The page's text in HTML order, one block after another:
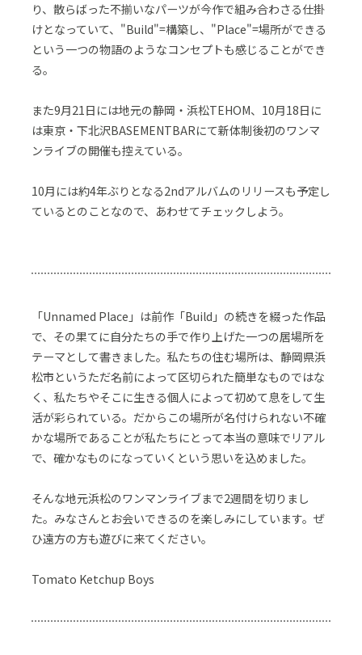
り、散らばった不揃いなパーツが今作で組み合わさる仕掛
けとなっていて、"Build"=構築し、"Place"=場所ができる
という一つの物語のようなコンセプトも感じることができ
る。
また9月21日には地元の静岡・浜松TEHOM、10月18日に
は東京・下北沢BASEMENTBARにて新体制後初のワンマ
ンライブの開催も控えている。
10月には約4年ぶりとなる2ndアルバムのリリースも予定し
ているとのことなので、あわせてチェックしよう。
「Unnamed Place」は前作「Build」の続きを綴った作品
で、その果てに自分たちの手で作り上げた一つの居場所を
テーマとして書きました。私たちの住む場所は、静岡県浜
松市というただ名前によって区切られた簡単なものではな
く、私たちやそこに生きる個人によって初めて息をして生
活が彩られている。だからこの場所が名付けられない不確
かな場所であることが私たちにとって本当の意味でリアル
で、確かなものになっていくという思いを込めました。
そんな地元浜松のワンマンライブまで2週間を切りまし
た。みなさんとお会いできるのを楽しみにしています。ぜ
ひ遠方の方も遊びに来てください。
Tomato Ketchup Boys